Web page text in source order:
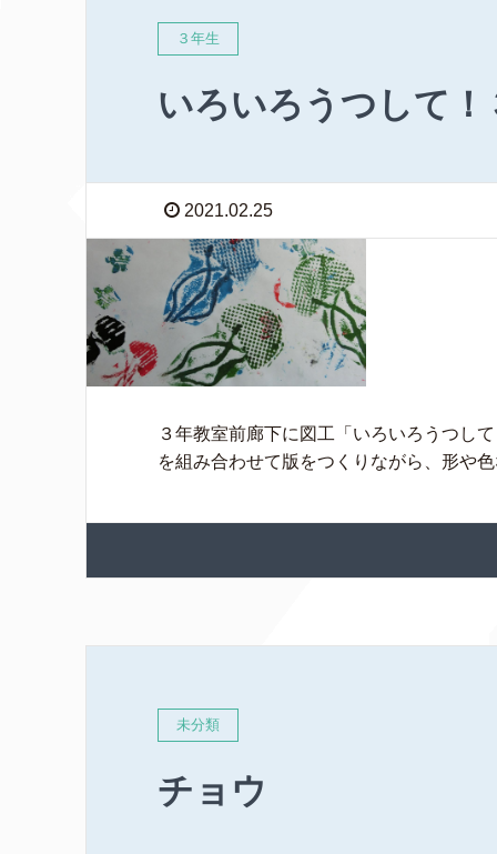
３年生
いろいろうつして！
2021.02.25
３年教室前廊下に図工「いろいろうつし
を組み合わせて版をつくりながら、形や
未分類
チョウ